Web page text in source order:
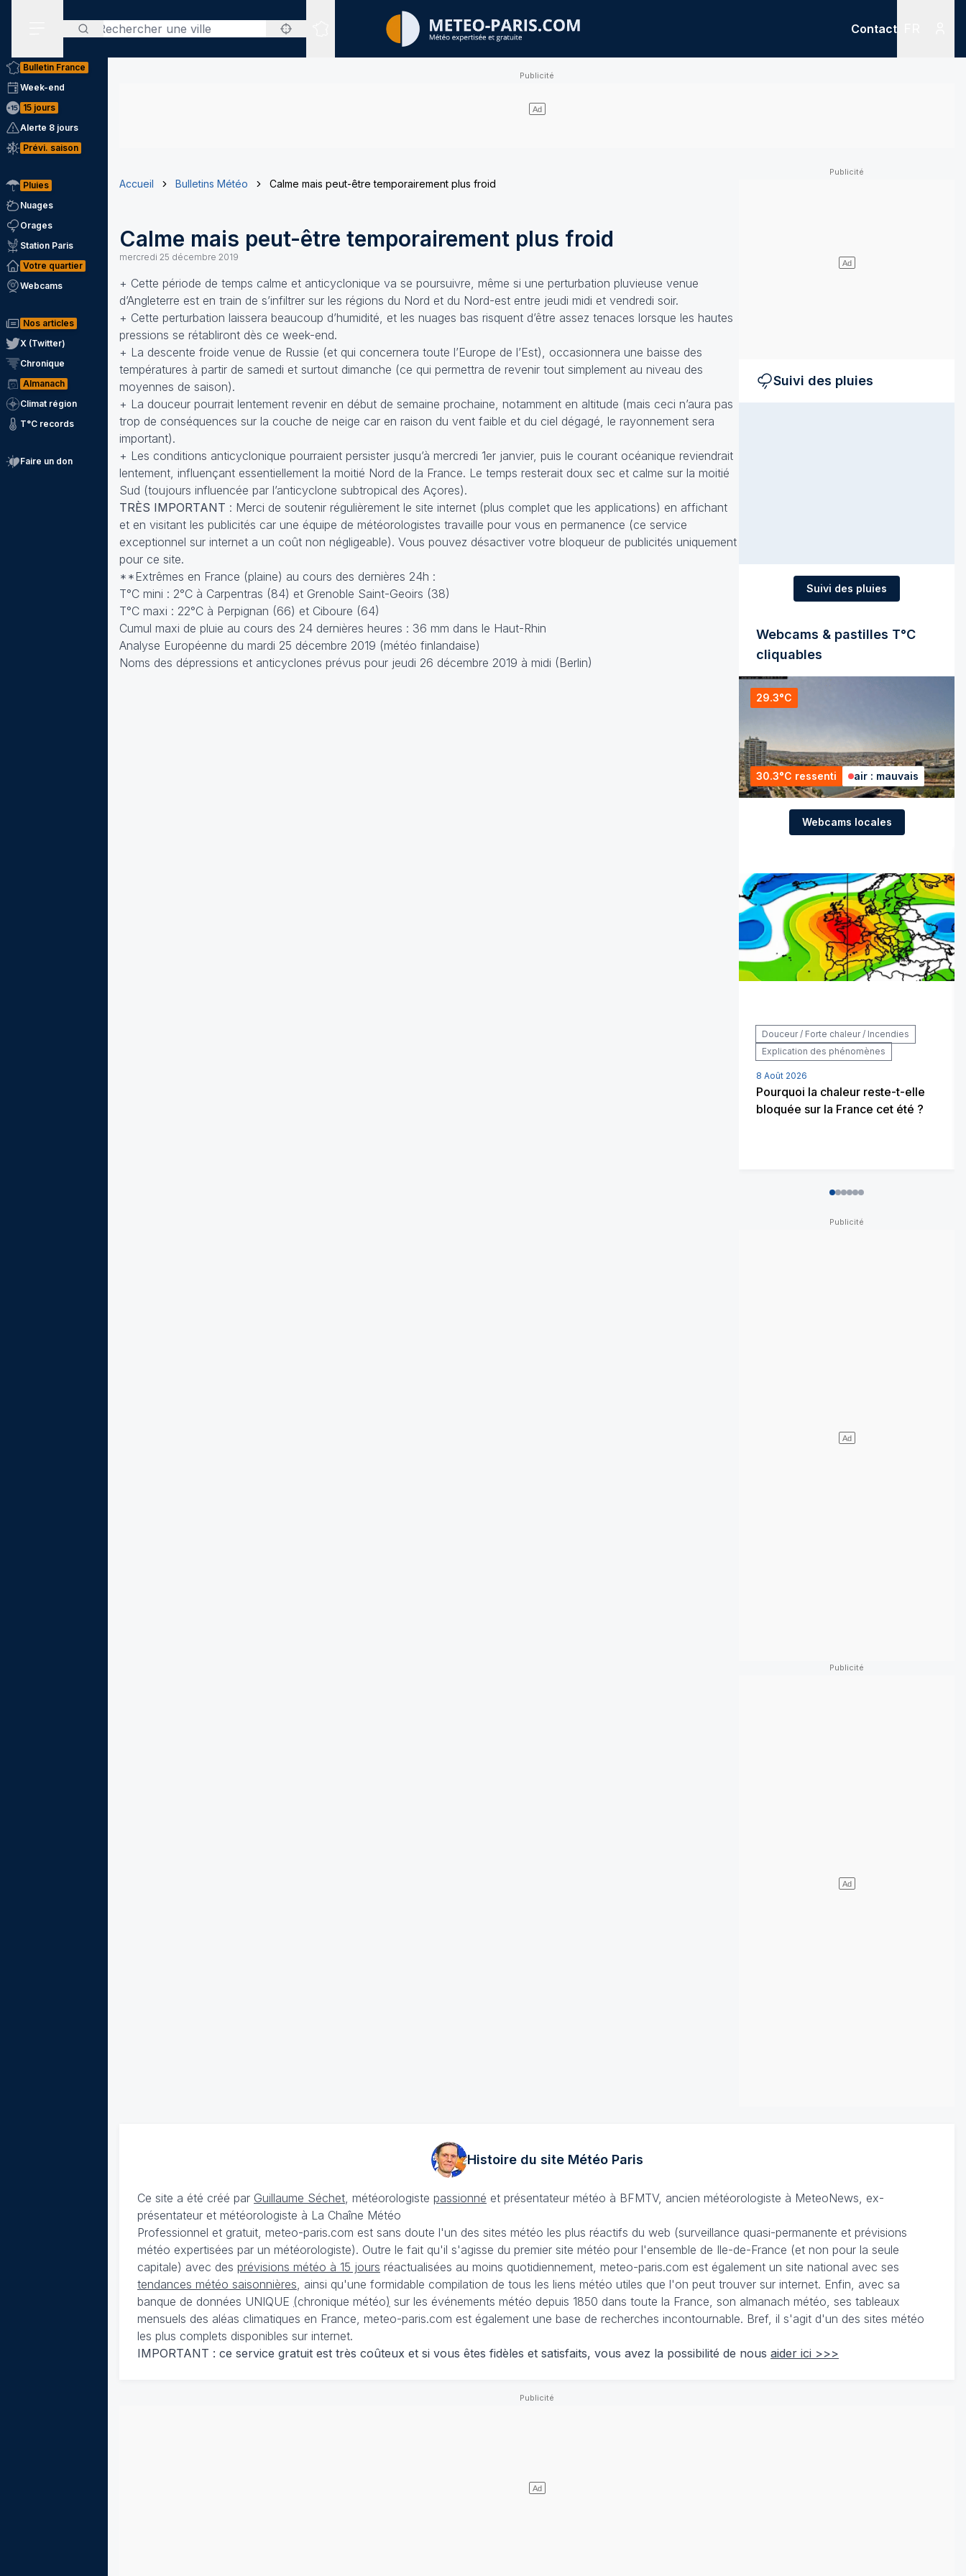
Rechercher
Sites expertisés
Contact
Bulletin France
Week-end
15 jours
Alerte 8 jours
Prévi. saison
Pluies
Nuages
Orages
Station Paris
Votre quartier
Webcams
Nos articles
X (Twitter)
Chronique
Almanach
Climat région
T°C records
Faire un don
Accueil Bulletins Météo Calme mais peut-être temporairement plus froid
Calme mais peut-être temporairement plus froid
mercredi 25 décembre 2019
+ Cette période de temps calme et anticyclonique va se poursuivre, même si une perturbation pluvieuse venue
d’Angleterre est en train de s’infiltrer sur les régions du Nord et du Nord-est entre jeudi midi et vendredi soir.
+ Cette perturbation laissera beaucoup d’humidité, et les nuages bas risquent d’être assez tenaces lorsque les hautes
pressions se rétabliront dès ce week-end.
+ La descente froide venue de Russie (et qui concernera toute l’Europe de l’Est), occasionnera une baisse des
températures à partir de samedi et surtout dimanche (ce qui permettra de revenir tout simplement au niveau des
moyennes de saison).
+ La douceur pourrait lentement revenir en début de semaine prochaine, notamment en altitude (mais ceci n’aura pas
trop de conséquences sur la couche de neige car en raison du vent faible et du ciel dégagé, le rayonnement sera
important).
+ Les conditions anticyclonique pourraient persister jusqu’à mercredi 1er janvier, puis le courant océanique reviendrait
lentement, influençant essentiellement la moitié Nord de la France. Le temps resterait doux sec et calme sur la moitié
Sud (toujours influencée par l’anticyclone subtropical des Açores).
TRÈS IMPORTANT : Merci de soutenir régulièrement le site internet (plus complet que les applications) en affichant
et en visitant les publicités car une équipe de météorologistes travaille pour vous en permanence (ce service
exceptionnel sur internet a un coût non négligeable). Vous pouvez désactiver votre bloqueur de publicités uniquement
pour ce site.
**Extrêmes en France (plaine) au cours des dernières 24h :
T°C mini : 2°C à Carpentras (84) et Grenoble Saint-Geoirs (38)
T°C maxi : 22°C à Perpignan (66) et Ciboure (64)
Cumul maxi de pluie au cours des 24 dernières heures : 36 mm dans le Haut-Rhin
Analyse Européenne du mardi 25 décembre 2019 (météo finlandaise)
Noms des dépressions et anticyclones prévus pour jeudi 26 décembre 2019 à midi (Berlin)
Suivi des pluies
Suivi des pluies
Webcams & pastilles T°C
cliquables
29.3°C
30.3°C ressenti air : mauvais
Webcams locales
Douceur / Forte chaleur / Incendies
Explication des phénomènes
8 Août 2026
Pourquoi la chaleur reste-t-elle
bloquée sur la France cet été ?
012345
Histoire du site MétéoParis
Ce site a été créé par Guillaume Séchet , météorologiste passionné et présentateur météo à BFMTV, ancien météorologiste à MeteoNews, ex-
présentateur et météorologiste à La Chaîne Météo
Professionnel et gratuit, meteo-paris.com est sans doute l'un des sites météo les plus réactifs du web (surveillance quasi-permanente et prévisions
météo expertisées par un météorologiste). Outre le fait qu'il s'agisse du premier site météo pour l'ensemble de Ile-de-France (et non pour la seule
capitale) avec des prévisions météo à 15 jours réactualisées au moins quotidiennement, meteo-paris.com est également un site national avec ses
tendances météo saisonnières , ainsi qu'une formidable compilation de tous les liens météo utiles que l'on peut trouver sur internet. Enfin, avec sa
banque de données UNIQUE (chronique météo) sur les événements météo depuis 1850 dans toute la France, son almanach météo, ses tableaux
mensuels des aléas climatiques en France, meteo-paris.com est également une base de recherches incontournable. Bref, il s'agit d'un des sites météo
les plus complets disponibles sur internet.
IMPORTANT : ce service gratuit est très coûteux et si vous êtes fidèles et satisfaits, vous avez la possibilité de nous aider ici >>>